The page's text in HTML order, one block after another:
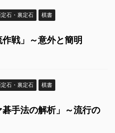
石・裏定石 棋書
作戦」～意外と簡明
石・裏定石 棋書
碁手法の解析」～流行の